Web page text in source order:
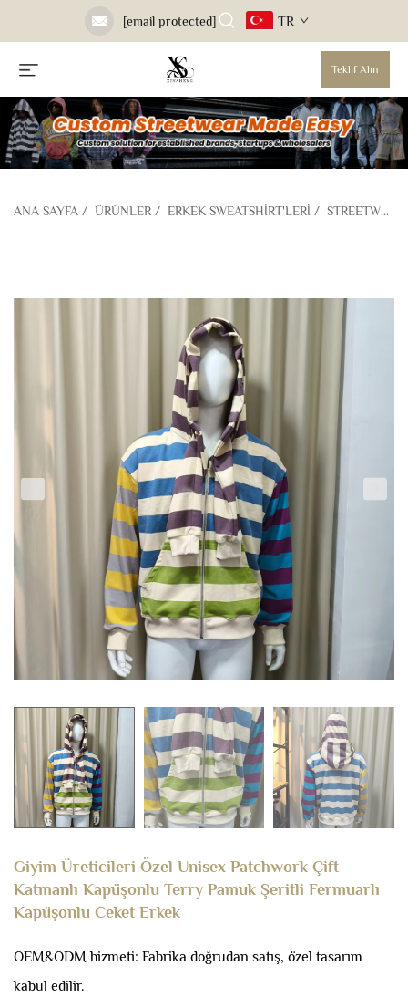
[email protected] TR
Teklif Alın
ANA SAYFA / ÜRÜNLER/ ERKEK SWEATSHIRT'LERI / STREETWEAR SWEATSHIRT
Giyim Üreticileri Özel Unisex Patchwork Çift
Katmanlı Kapüşonlu Terry Pamuk Şeritli Fermuarlı
Kapüşonlu Ceket Erkek
OEM&ODM hizmeti: Fabrika doğrudan satış, özel tasarım
kabul edilir.